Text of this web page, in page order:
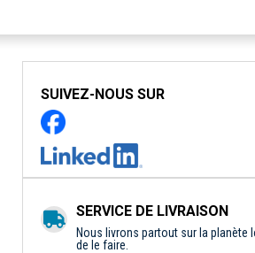
SUIVEZ-NOUS SUR
SERVICE DE LIVRAISON
Nous livrons partout sur la planète
de le faire.